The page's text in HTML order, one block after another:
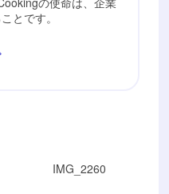
とです。
IMG_2260